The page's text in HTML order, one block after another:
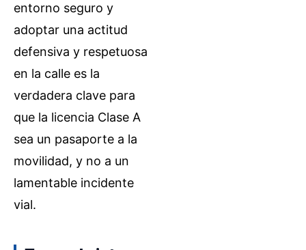
entorno seguro y
adoptar una actitud
defensiva y respetuosa
en la calle es la
verdadera clave para
que la licencia Clase A
sea un pasaporte a la
movilidad, y no a un
lamentable incidente
vial.